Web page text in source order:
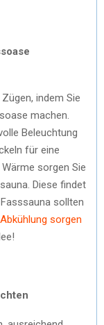
indem Sie
machen.
Beleuchtung
für eine
sorgen Sie
Diese findet
sollten
sorgen